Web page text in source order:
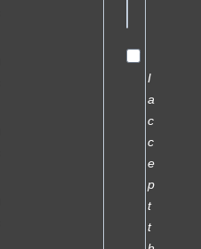
I
a
c
c
e
p
t
t